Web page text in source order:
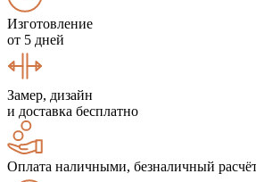
Изготовление
от 5 дней
Замер, дизайн
и доставка бесплатно
Оплата наличными, безналичный